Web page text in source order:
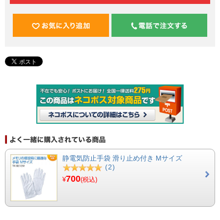
静電気防止手袋 滑り止め付き Mサイズ
(2)
¥700(税込)